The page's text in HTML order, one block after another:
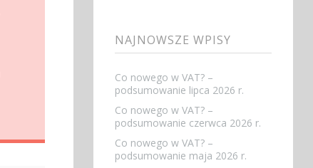
NAJNOWSZE WPISY
Co nowego w VAT? –
podsumowanie lipca 2026 r.
Co nowego w VAT? –
podsumowanie czerwca 2026 r.
Co nowego w VAT? –
podsumowanie maja 2026 r.